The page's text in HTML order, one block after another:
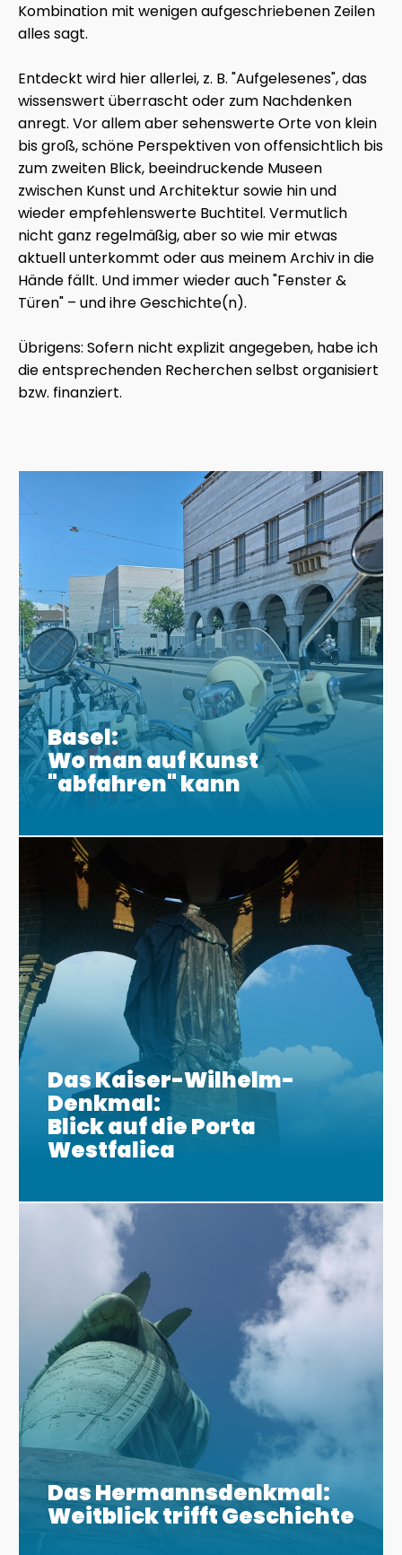
Kombination mit wenigen aufgeschriebenen Zeilen
alles sagt.
Entdeckt wird hier allerlei, z. B. "Aufgelesenes", das
wissenswert überrascht oder zum Nachdenken
anregt. Vor allem aber sehenswerte Orte von klein
bis groß, schöne Perspektiven von offensichtlich bis
zum zweiten Blick, beeindruckende Museen
zwischen Kunst und Architektur sowie hin und
wieder empfehlenswerte Buchtitel. Vermutlich
nicht ganz regelmäßig, aber so wie mir etwas
aktuell unterkommt oder aus meinem Archiv in die
Hände fällt. Und immer wieder auch "Fenster &
Türen" – und ihre Geschichte(n).
Übrigens: Sofern nicht explizit angegeben, habe ich
die entsprechenden Recherchen selbst organisiert
bzw. finanziert.
Basel:
Wo man auf Kunst
"abfahren" kann
Das Kaiser-Wilhelm-
Denkmal:
Blick auf die Porta
Westfalica
Das Hermannsdenkmal:
Weitblick trifft Geschichte